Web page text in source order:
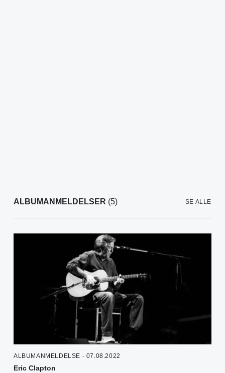
ALBUMANMELDELSER (5) SE ALLE
ALBUMANMELDELSE - 07.08.2022
Eric Clapton